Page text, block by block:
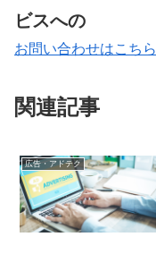
ビスへの
お問い合わせはこちら
関連記事
広告・アドテク